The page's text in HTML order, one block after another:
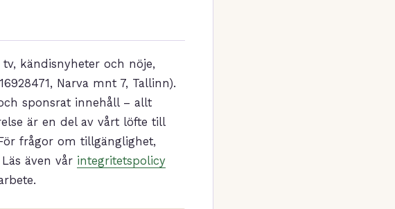
kändisnyheter och nöje,
Narva mnt 7, Tallinn).
sponsrat innehåll – allt
är en del av vårt löfte till
frågor om tillgänglighet,
Läs även vår integritetspolicy